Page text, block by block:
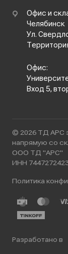
Офис и
Челябинск
Ул.
Офис:
Вход 5,
© 2026 ТД АРС
напрямую со
ООО ТД "АРС"
ИНН
Политика
Разработано в